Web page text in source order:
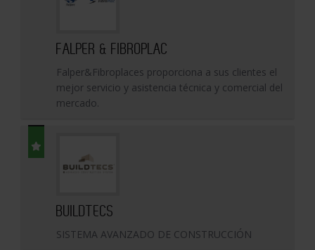
FALPER & FIBROPLAC
Falper&Fibroplaces proporciona a sus clientes el
mejor servicio y asistencia técnica y comercial del
mercado.
BUILDTECS
SISTEMA AVANZADO DE CONSTRUCCIÓN